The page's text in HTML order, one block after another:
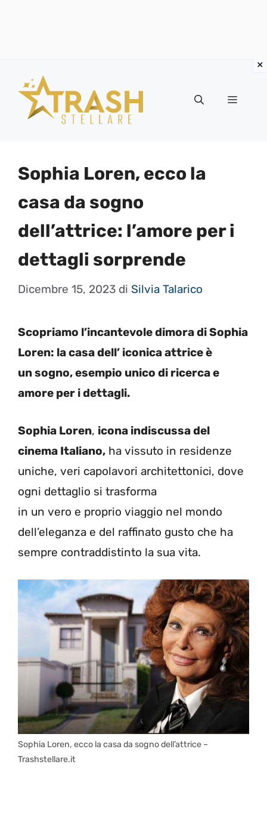
contenuto
Menu
Sophia Loren, ecco la
casa da sogno
dell’attrice: l’amore per i
dettagli sorprende
Dicembre 15, 2023 di Silvia Talarico
Scopriamo l’incantevole dimora di Sophia
Loren: la casa dell’ iconica attrice è
un sogno, esempio unico di ricerca e
amore per i dettagli.
Sophia Loren, icona indiscussa del
cinema Italiano, ha vissuto in residenze
uniche, veri capolavori architettonici, dove
ogni dettaglio si trasforma
in un vero e proprio viaggio nel mondo
dell’eleganza e del raffinato gusto che ha
sempre contraddistinto la sua vita.
Sophia Loren, ecco la casa da sogno dell’attrice –
Trashstellare.it